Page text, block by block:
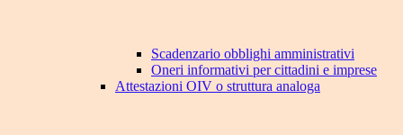
Scadenzario obblighi amministrativi
Oneri informativi per cittadini e imprese
Attestazioni OIV o struttura analoga